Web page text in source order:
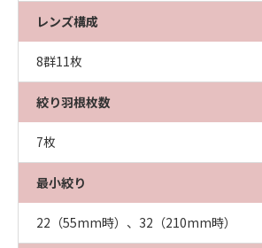
レンズ構成
8群11枚
絞り羽根枚数
7枚
最小絞り
22（55mm時）、32（210mm時）